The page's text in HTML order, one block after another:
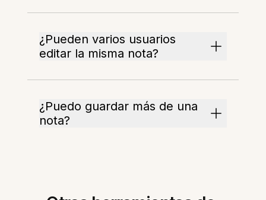
¿Pueden varios usuarios
editar la misma nota?
¿Puedo guardar más de una
nota?